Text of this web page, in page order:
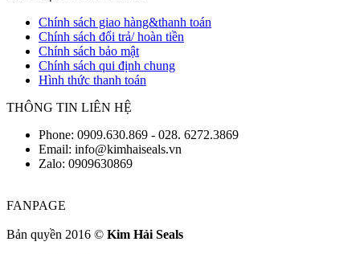
Chính sách giao hàng&thanh toán
Chính sách đổi trả/ hoàn tiền
Chính sách bảo mật
Chính sách qui định chung
Hình thức thanh toán
THÔNG TIN LIÊN HỆ
Phone: 0909.630.869 - 028. 6272.3869
Email: info@kimhaiseals.vn
Zalo: 0909630869
FANPAGE
Bản quyền 2016 © Kim Hải Seals